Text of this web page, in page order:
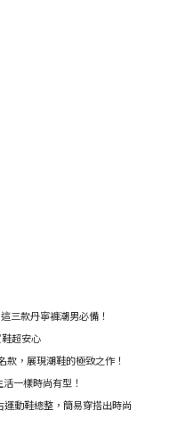
三款丹寧褲潮男必備！
超安心
，展現潮鞋的極致之作！
一樣時尚有型！
動鞋總整，簡易穿搭出時尚